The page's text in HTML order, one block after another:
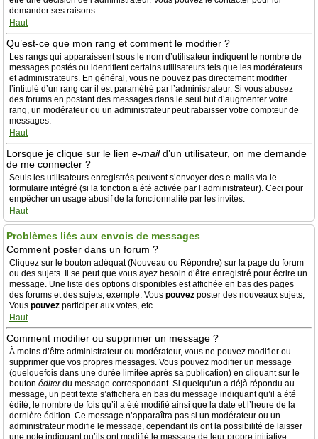
demander ses raisons.
Haut
Qu’est-ce que mon rang et comment le modifier ?
Les rangs qui apparaissent sous le nom d’utilisateur indiquent le nombre de
messages postés ou identifient certains utilisateurs tels que les modérateurs
et administrateurs. En général, vous ne pouvez pas directement modifier
l’intitulé d’un rang car il est paramétré par l’administrateur. Si vous abusez
des forums en postant des messages dans le seul but d’augmenter votre
rang, un modérateur ou un administrateur peut rabaisser votre compteur de
messages.
Haut
Lorsque je clique sur le lien e-maild’un utilisateur, on me demande
de me connecter ?
Seuls les utilisateurs enregistrés peuvent s’envoyer des e-mails via le
formulaire intégré (si la fonction a été activée par l’administrateur). Ceci pour
empêcher un usage abusif de la fonctionnalité par les invités.
Haut
Problèmes liés aux envois de messages
Comment poster dans un forum ?
Cliquez sur le bouton adéquat (Nouveau ou Répondre) sur la page du forum
ou des sujets. Il se peut que vous ayez besoin d’être enregistré pour écrire un
message. Une liste des options disponibles est affichée en bas des pages
des forums et des sujets, exemple: Vous pouvez poster des nouveaux sujets,
Vous pouvez participer aux votes, etc.
Haut
Comment modifier ou supprimer un message ?
À moins d’être administrateur ou modérateur, vous ne pouvez modifier ou
supprimer que vos propres messages. Vous pouvez modifier un message
(quelquefois dans une durée limitée après sa publication) en cliquant sur le
bouton éditerdu message correspondant. Si quelqu’un a déjà répondu au
message, un petit texte s’affichera en bas du message indiquant qu’il a été
édité, le nombre de fois qu’il a été modifié ainsi que la date et l’heure de la
dernière édition. Ce message n’apparaîtra pas si un modérateur ou un
administrateur modifie le message, cependant ils ont la possibilité de laisser
une note indiquant qu’ils ont modifié le message de leur propre initiative.